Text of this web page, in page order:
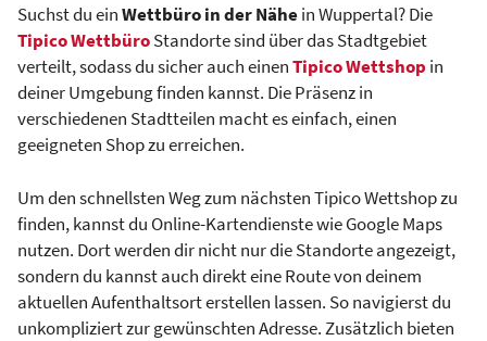
Suchst du einWettbüro in der Nähein Wuppertal? Die
Tipico WettbüroStandorte sind über das Stadtgebiet
verteilt, sodass du sicher auch einenTipico Wettshop in
deiner Umgebung finden kannst. Die Präsenz in
verschiedenen Stadtteilen macht es einfach, einen
geeigneten Shop zu erreichen.
Um den schnellsten Weg zum nächsten Tipico Wettshop zu
finden, kannst du Online-Kartendienste wie Google Maps
nutzen. Dort werden dir nicht nur die Standorte angezeigt,
sondern du kannst auch direkt eine Route von deinem
aktuellen Aufenthaltsort erstellen lassen. So navigierst du
unkompliziert zur gewünschten Adresse. Zusätzlich bieten